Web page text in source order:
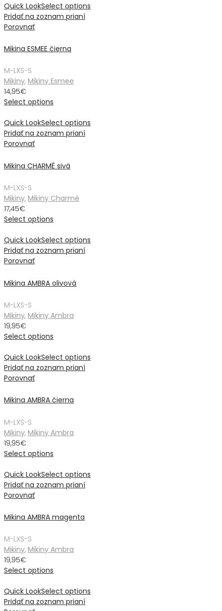
Quick LookSelect options
Pridať na zoznam prianí
Porovnať
Mikina ESMEE čierna
M-LXS-S
Mikiny, Mikiny Esmee
14,95€
Select options
Quick LookSelect options
Pridať na zoznam prianí
Porovnať
Mikina CHARMÉ sivá
M-LXS-S
Mikiny, Mikiny Charmé
17,45€
Select options
Quick LookSelect options
Pridať na zoznam prianí
Porovnať
Mikina AMBRA olivová
M-LXS-S
Mikiny, Mikiny Ambra
19,95€
Select options
Quick LookSelect options
Pridať na zoznam prianí
Porovnať
Mikina AMBRA čierna
M-LXS-S
Mikiny, Mikiny Ambra
19,95€
Select options
Quick LookSelect options
Pridať na zoznam prianí
Porovnať
Mikina AMBRA magenta
M-LXS-S
Mikiny, Mikiny Ambra
19,95€
Select options
Quick LookSelect options
Pridať na zoznam prianí